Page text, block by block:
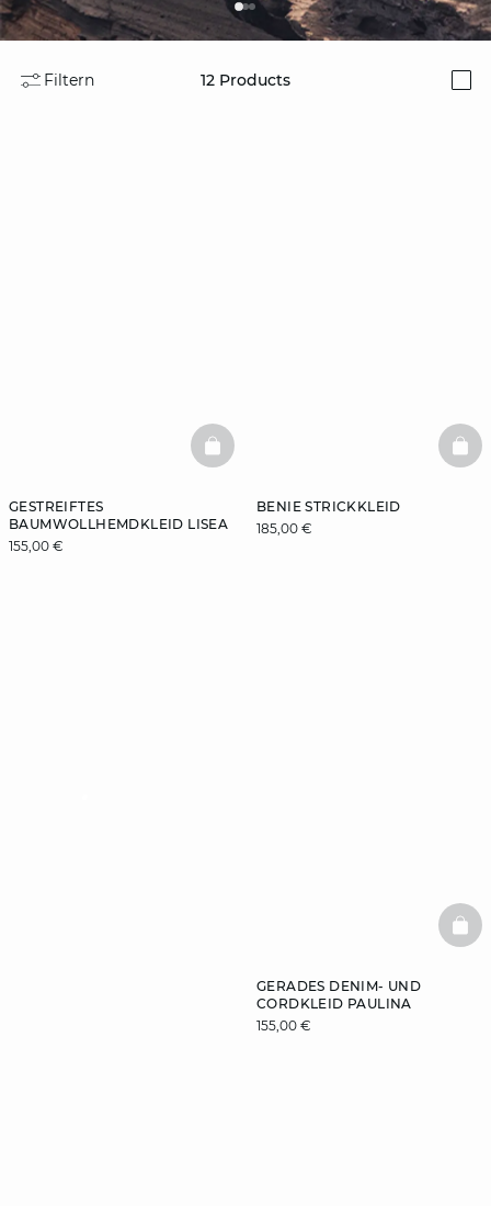
Filtern 12 Products
GESTREIFTES
BAUMWOLLHEMDKLEID LISEA
155,00 €
BASKETFULL
BENIE STRICKKLEID
185,00 €
GERADES DENIM- UND
CORDKLEID PAULINA
155,00 €